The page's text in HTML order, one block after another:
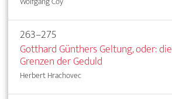
263–275
Gotthard Günthers Geltung, oder: die
Grenzen der Geduld
Herbert Hrachovec